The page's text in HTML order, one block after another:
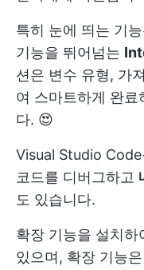
특히 눈에 띄는 기
기능을 뛰어넘는
션은 변수 유형, 가
여 스마트하게 완료
다. 😍
Visual Studio Code
코드를 디버그하고
도 있습니다.
확장 기능을 설치
있으며, 확장 기능